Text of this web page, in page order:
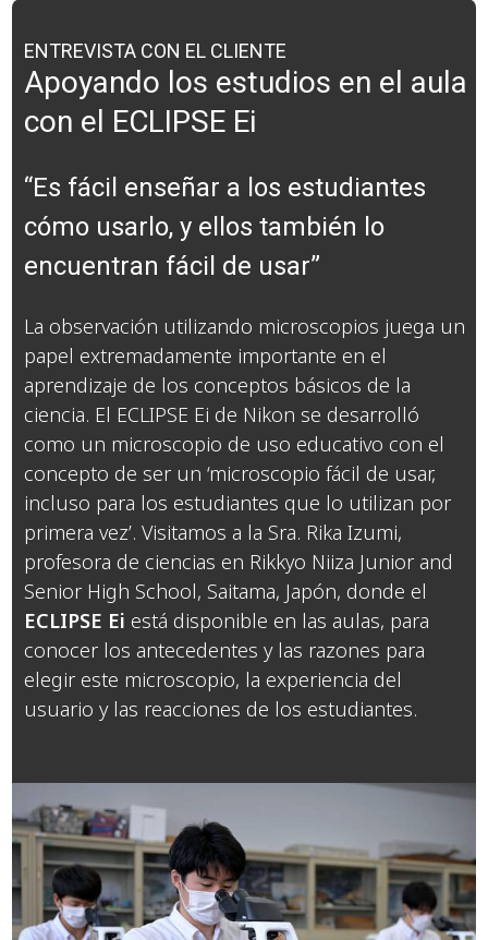
ENTREVISTA CON EL CLIENTE
Apoyando los estudios en el aula
con el ECLIPSE Ei
“Es fácil enseñar a los estudiantes
cómo usarlo, y ellos también lo
encuentran fácil de usar”
La observación utilizando microscopios juega un
papel extremadamente importante en el
aprendizaje de los conceptos básicos de la
ciencia. El ECLIPSE Ei de Nikon se desarrolló
como un microscopio de uso educativo con el
concepto de ser un ‘microscopio fácil de usar,
incluso para los estudiantes que lo utilizan por
primera vez’. Visitamos a la Sra. Rika Izumi,
profesora de ciencias en Rikkyo Niiza Junior and
Senior High School, Saitama, Japón, donde el
ECLIPSE Ei está disponible en las aulas, para
conocer los antecedentes y las razones para
elegir este microscopio, la experiencia del
usuario y las reacciones de los estudiantes.